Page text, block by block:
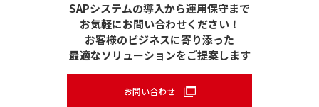
SAPシステムの導入から運用保守まで
お気軽にお問い合わせください！
お客様のビジネスに寄り添った
最適なソリューションをご提案します
お問い合わせ